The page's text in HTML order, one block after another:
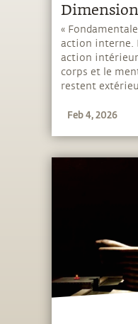
de la Vie
«
action interne.
action
corps et le
restent
votre énergie,
Feb 4, 2026